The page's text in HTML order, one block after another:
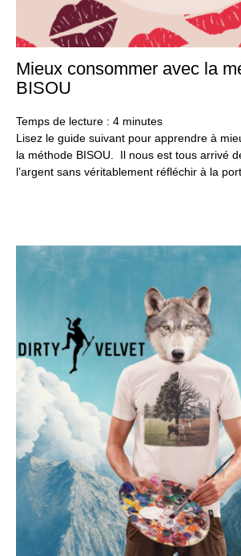
Mieux consommer avec la
BISOU
Temps de lecture : 4 minutes
Lisez le guide suivant pour apprendre à
la méthode BISOU. Il nous est tous arrivé
l’argent sans véritablement réfléchir à la